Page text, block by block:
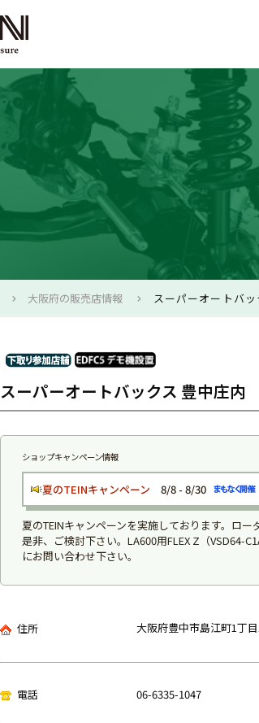
大阪府の販売店情報 スーパーオートバ
スーパーオートバックス 豊中庄内
ショップキャンペーン情報
夏のTEINキャンペーン 8/8 - 8/30
夏のTEINキャンペーンを実施しております。ロ
是非、ご検討下さい。LA600用FLEX Z（VSD64-
にお問い合わせ下さい。
住所 大阪府豊中市島江町1丁
電話 06-6335-1047